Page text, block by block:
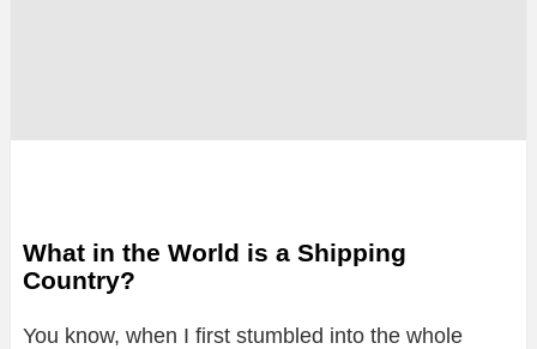
What in the World is a Shipping
Country?
You know, when I first stumbled into the whole